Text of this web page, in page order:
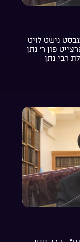
נישט לויט
פון ר’ נתן
רבי נתן